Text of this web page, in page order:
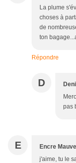
La plume
choses à
de
ton
Répondre
D
pas
E Encre Mauve
j'aime, tu le